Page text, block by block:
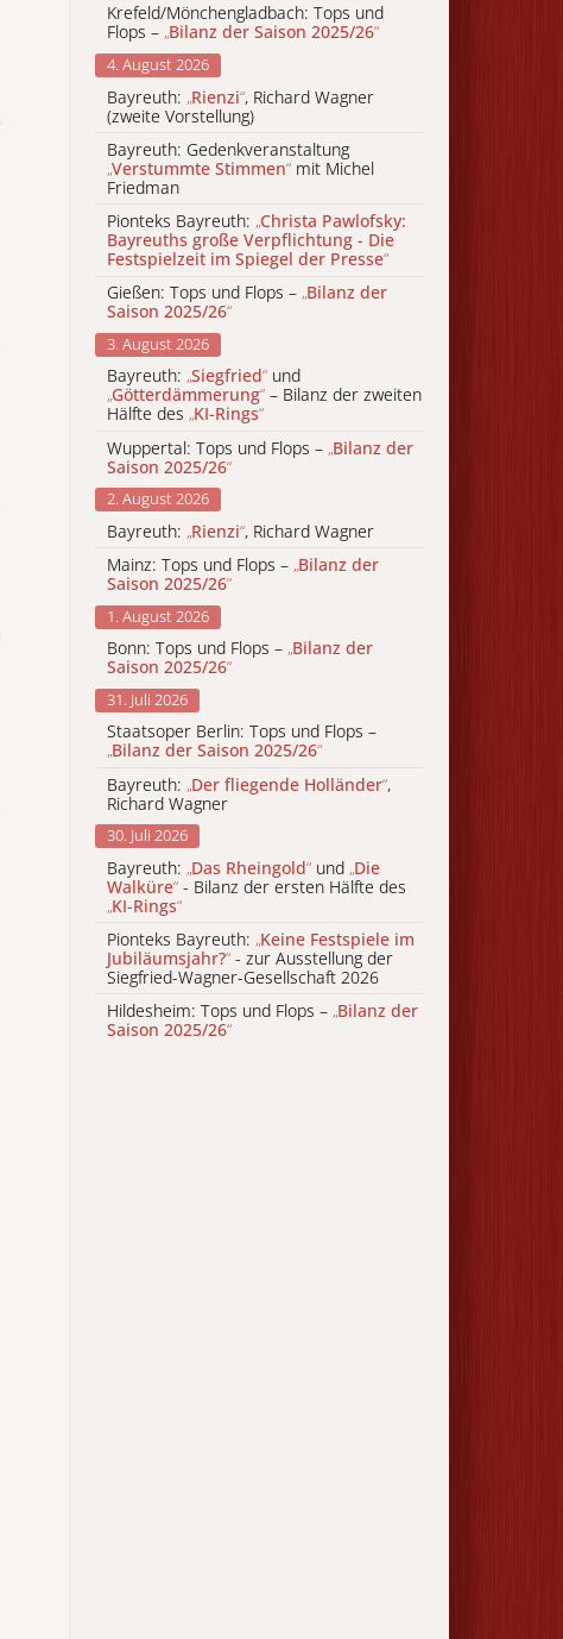
Krefeld/Mönchengladbach: Tops und
Flops – „Bilanz der Saison 2025/26“
4. August 2026
Bayreuth: „Rienzi“, Richard Wagner
(zweite Vorstellung)
Bayreuth: Gedenkveranstaltung
„Verstummte Stimmen“ mit Michel
Friedman
Pionteks Bayreuth: „Christa Pawlofsky:
Bayreuths große Verpflichtung - Die
Festspielzeit im Spiegel der Presse“
Gießen: Tops und Flops – „Bilanz der
Saison 2025/26“
3. August 2026
Bayreuth: „Siegfried“ und
„Götterdämmerung“ – Bilanz der zweiten
Hälfte des „KI-Rings“
Wuppertal: Tops und Flops – „Bilanz der
Saison 2025/26“
2. August 2026
Bayreuth: „Rienzi“, Richard Wagner
Mainz: Tops und Flops – „Bilanz der
Saison 2025/26“
1. August 2026
Bonn: Tops und Flops – „Bilanz der
Saison 2025/26“
31. Juli 2026
Staatsoper Berlin: Tops und Flops –
„Bilanz der Saison 2025/26“
Bayreuth: „Der fliegende Holländer“,
Richard Wagner
30. Juli 2026
Bayreuth: „Das Rheingold“ und „Die
Walküre“ - Bilanz der ersten Hälfte des
„KI-Rings“
Pionteks Bayreuth: „Keine Festspiele im
Jubiläumsjahr?“ - zur Ausstellung der
Siegfried-Wagner-Gesellschaft 2026
Hildesheim: Tops und Flops – „Bilanz der
Saison 2025/26“